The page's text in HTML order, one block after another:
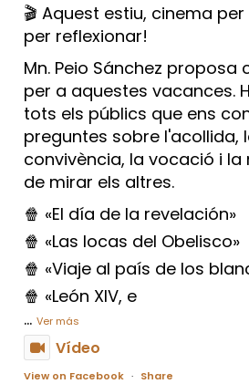
🎬 Aquest estiu, cinema
per reflexionar!
Mn. Peio Sánchez proposa
per a aquestes vacances.
tots els públics que ens
preguntes sobre l'acollida,
convivència, la vocació i
de mirar els altres.
🍿 «El día de la revelación»
🍿 «Las locas del Obelisco»
🍿 «Viaje al país de los
🍿 «León XIV, e
... Ver más
Vídeo
View on Facebook · Share